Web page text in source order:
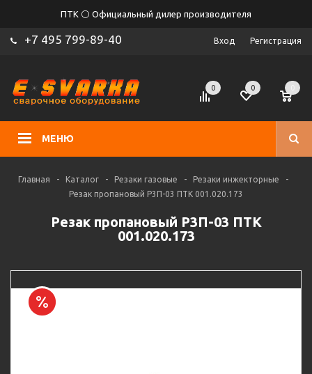
ПТК ⚪ Официальный дилер производителя
+7 495 799-89-40 Вход Регистрация
МЕНЮ
0 0
Главная - Каталог - Резаки газовые - Резаки инжекторные
-
Резак пропановый Р3П-03 ПТК 001.020.173
Резак пропановый Р3П-03 ПТК
001.020.173